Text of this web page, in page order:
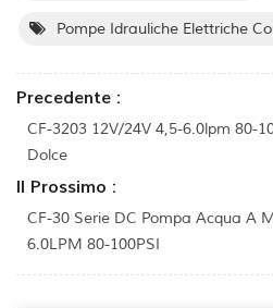
Pompe Idrauliche Elettriche
Precedente :
CF-3203 12V/24V 4,5-6.0lpm 80-
Dolce
Il Prossimo :
CF-30 Serie DC Pompa Acqua A
6.0LPM 80-100PSI